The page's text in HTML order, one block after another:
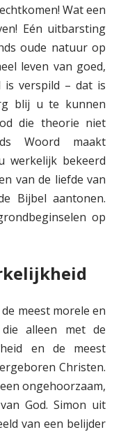
Wat een
Eén uitbarsting
oude natuur op
leven van goed,
is verspild – dat is
blij u te kunnen
die theorie niet
Woord maakt
werkelijk bekeerd
van de liefde van
Bijbel aantonen.
op
meest morele en
die alleen met de
en de meest
Christen.
ongehoorzaam,
God. Simon uit
van een belijder